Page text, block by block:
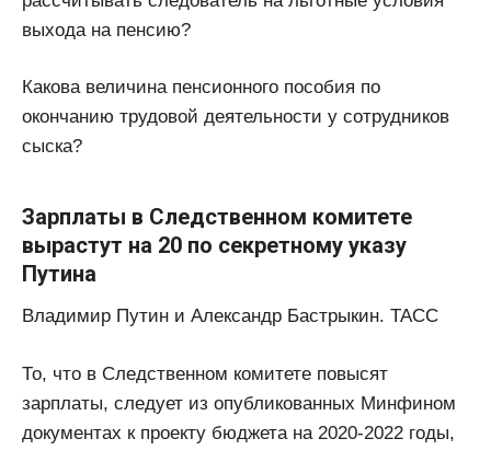
выхода на пенсию?
Какова величина пенсионного пособия по
окончанию трудовой деятельности у сотрудников
сыска?
Зарплаты в Следственном комитете
вырастут на 20 по секретному указу
Путина
Владимир Путин и Александр Бастрыкин. ТАСС
То, что в Следственном комитете повысят
зарплаты, следует из опубликованных Минфином
документах к проекту бюджета на 2020-2022 годы,